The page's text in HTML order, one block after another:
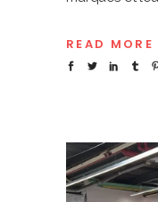
READ MORE